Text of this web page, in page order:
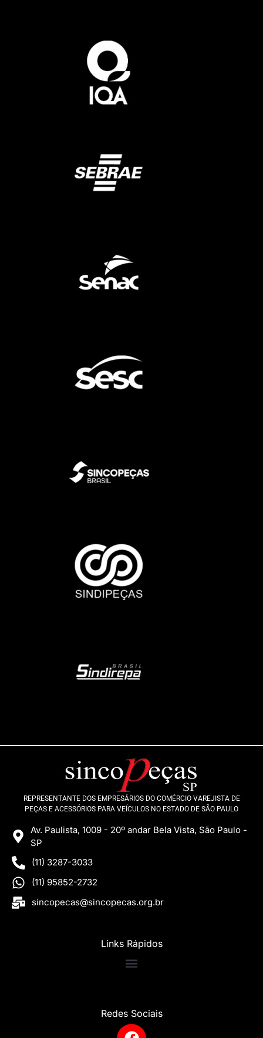
REPRESENTANTE DOS EMPRESÁRIOS DO COMÉRCIO VAREJISTA DE
PEÇAS E ACESSÓRIOS PARA VEÍCULOS NO ESTADO DE SÃO PAULO
Av. Paulista, 1009 - 20º andar Bela Vista, São Paulo -
SP
(11) 3287-3033
(11) 95852-2732
sincopecas@sincopecas.org.br
Links Rápidos
Redes Sociais